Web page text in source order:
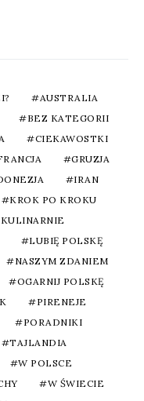
AUSTRALIA
BEZ KATEGORII
CIEKAWOSTKI
GRUZJA
IRAN
KROK PO KROKU
KULINARNIE
LUBIĘ POLSKĘ
NASZYM ZDANIEM
OGARNIJ POLSKĘ
PIRENEJE
PORADNIKI
TAJLANDIA
W POLSCE
W ŚWIECIE